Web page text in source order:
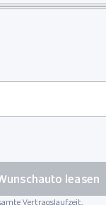
Vertragslaufzeit.
leasen